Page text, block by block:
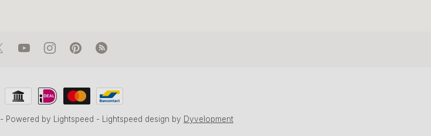
- Powered by Lightspeed - Lightspeed design by Dyvelopment